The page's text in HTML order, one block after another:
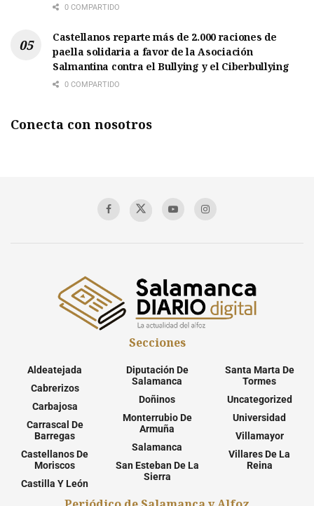
0 COMPARTIDO
Castellanos reparte más de 2.000 raciones de
paella solidaria a favor de la Asociación
Salmantina contra el Bullying y el Ciberbullying
0 COMPARTIDO
Conecta con nosotros
Secciones
Aldeatejada
Cabrerizos
Carbajosa
Carrascal De
Barregas
Castellanos De
Moriscos
Castilla Y León
Diputación De
Salamanca
Doñinos
Monterrubio De
Armuña
Salamanca
San Esteban De La
Sierra
Santa Marta De
Tormes
Uncategorized
Universidad
Villamayor
Villares De La
Reina